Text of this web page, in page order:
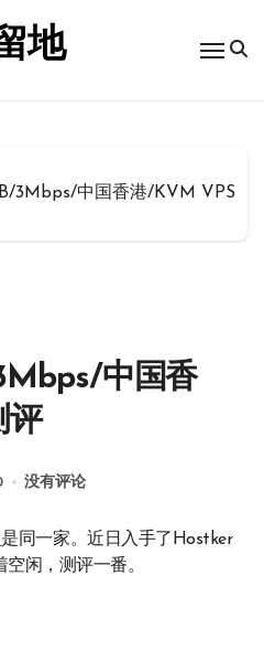
地
3Mbps/中国香港/KVM VPS
中国香
评
没有评论
是同一家。近日入手了Hostker
闲，测评一番。